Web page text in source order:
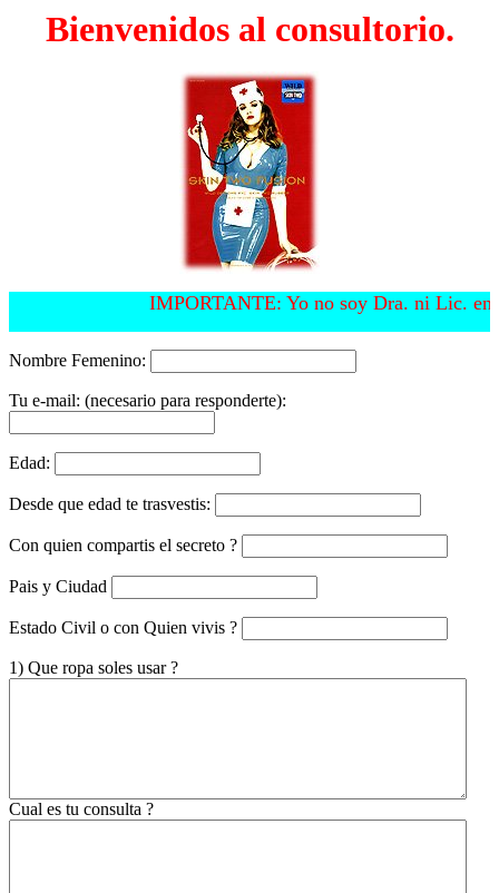
Bienvenidos al consultorio.
IMPORTANTE: Yo no soy Dra. ni Lic. en
Nombre Femenino:
Tu e-mail: (necesario para responderte):
Edad:
Desde que edad te trasvestis:
Con quien compartis el secreto ?
Pais y Ciudad
Estado Civil o con Quien vivis ?
1) Que ropa soles usar ?
Cual es tu consulta ?